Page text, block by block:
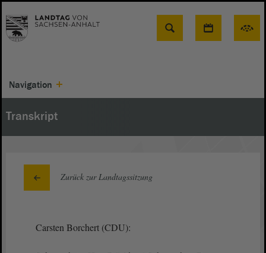
Suche
Navigation
Transkript
Zurück zur Landtagssitzung
Carsten Borchert (CDU):